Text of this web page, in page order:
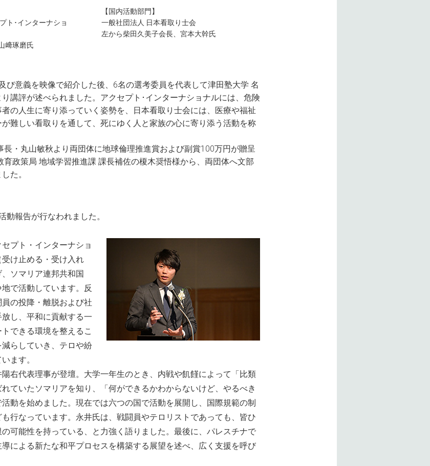
ト･インターナショ
﨑琢磨氏
【国内活動部門】
⼀般社団法⼈ ⽇本看取り⼠会
左から柴⽥久美⼦会長、宮本大幹氏
び意義を映像で紹介した後、6名の選考委員を代表して津田塾大学 名
講評が述べられました。アクセプト･インターナショナルには、危険
の人生に寄り添っていく姿勢を、日本看取り士会には、医療や福祉
難しい看取りを通して、死にゆく人と家族の心に寄り添う活動を称
長・丸山敏秋より両団体に地球倫理推進賞および副賞100万円が贈呈
育政策局 地域学習推進課 課長補佐の榎木奨悟様から、両団体へ文部
た。
動報告が行なわれました。
プト・インターナショ
け止める・受け入れ
ソマリア連邦共和国
地で活動しています。反
の投降・離脱および社
し、平和に貢献する一
できる環境を整えるこ
らしていき、テロや紛
ます。
右代表理事が登壇。大学一年生のとき、内戦や飢饉によって「比類
ていたソマリアを知り、「何ができるかわからないけど、やるべき
動を始めました。現在では六つの国で活動を展開し、国際規範の制
行なっています。永井氏は、戦闘員やテロリストであっても、皆ひ
可能性を持っている、と力強く語りました。最後に、パレスチナで
による新たな和平プロセスを構築する展望を述べ、広く支援を呼び